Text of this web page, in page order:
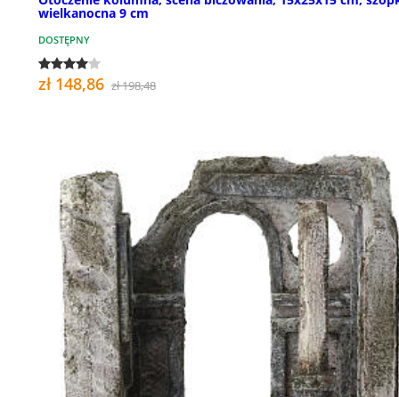
wielkanocna 9 cm
DOSTĘPNY
zł 148,86 zł 198,48